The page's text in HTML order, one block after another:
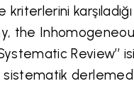
karşıladığı
the
Review’’
sistematik